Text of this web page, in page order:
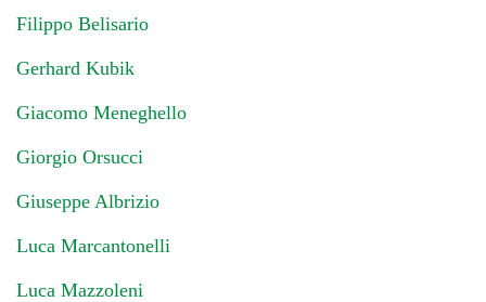
Filippo Belisario
Gerhard Kubik
Giacomo Meneghello
Giorgio Orsucci
Giuseppe Albrizio
Luca Marcantonelli
Luca Mazzoleni